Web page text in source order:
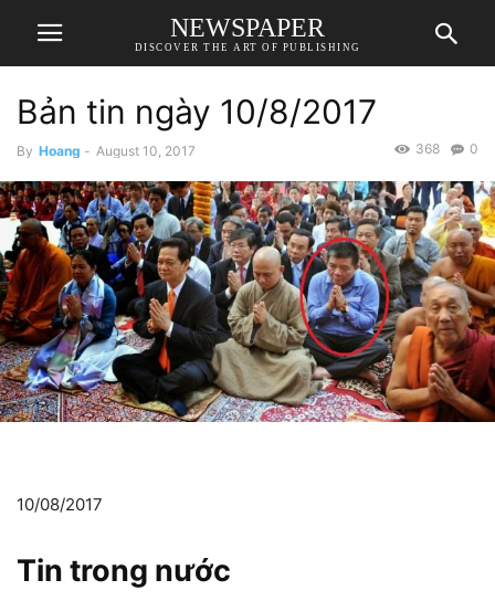
NEWSPAPER
DISCOVER THE ART OF PUBLISHING
Bản tin ngày 10/8/2017
By Hoang - August 10, 2017 0
368
10/08/2017
Tin trong nước